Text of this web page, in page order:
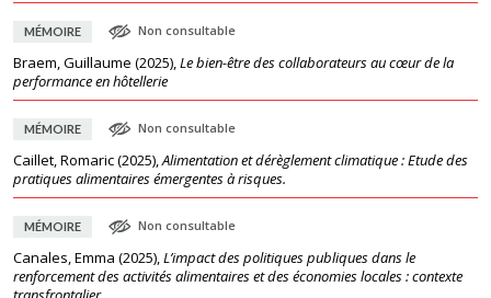
MÉMOIRE Non consultable
Braem, Guillaume (2025),Le bien-être des collaborateurs au cœur de la
performance en hôtellerie
MÉMOIRE Non consultable
Caillet, Romaric(2025),Alimentation et dérèglement climatique : Etude des
pratiques alimentaires émergentes à risques.
MÉMOIRE Non consultable
Canales, Emma (2025),L’impact des politiques publiques dans le
renforcement des activités alimentaires et des économies locales : contexte